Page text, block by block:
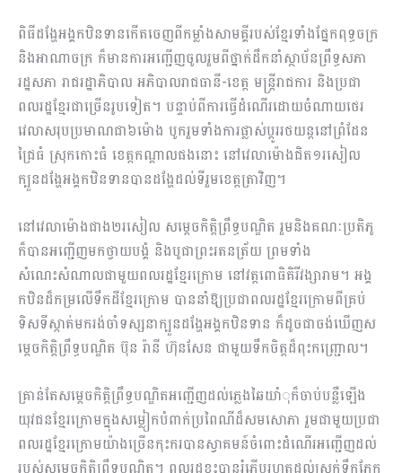
ពិធីដង្ហែអង្គកឋិនទានកើតចេញពីកម្លាំងសាមគ្គីរបស់ខ្មែរទាំងផ្នែកពុទ្ធចក្រ
និងអាណាចក្រ ក៏មាន​ការ​អញ្ជើញចូលរួមពីថ្នាក់ដឹកនាំស្ថាប័នព្រឹទ្ធសភា
រដ្ឋសភា រាជរដ្ឋាភិបាល អភិបាលរាជធានី-ខេត្ត មន្ត្រីរាជការ និងប្រជា
ពលរដ្ឋខ្មែរជាច្រើនរូបទៀត។ បន្ទាប់ពីការធ្វើដំណើរដោយចំណាយថេរ
វេលា​ស​រុបប្រមាណជា៦ម៉ោង បូករួមទាំងការផ្លាស់ប្តូររថយន្តនៅព្រំដែន
ជ្រៃធំ ស្រុកកោះធំ ខេត្តកណ្តាល​ផងនោះ នៅវេលាម៉ោងជិត១រសៀល
ក្បួនដង្ហែអង្គកឋិនទានបានដង្ហែដល់ទីរួមខេត្តត្រាវិញ។
នៅវេលាម៉ោងជាង២រសៀល សម្តេចកិត្តិព្រឹទ្ធបណ្ឌិត រួមនិងគណៈប្រតិភូ
ក៏បានអញ្ជើញមក​ថ្វាយ​បង្គំ និងបូជាព្រះរតនត្រ័យ ព្រមទាំង
សំណេះសំណាលជាមួយពលរដ្ឋខ្មែរក្រោម នៅវត្តពោធិគិរីវង្សា​រាម។ អង្គ
កឋិនដ៏កម្រលើទឹកដីខ្មែរក្រោម បាននាំឱ្យប្រជាពលរដ្ឋខ្មែរក្រោមពីគ្រប់
ទិសទីស្កាត់មក​រង់​ចាំទស្សនាក្បួនដង្ហែអង្គកឋិនទាន ក៏ដូចជាចង់ឃើញស
ម្តេចកិត្តិព្រឹទ្ធបណ្ឌិត ប៊ុន រ៉ានី ហ៊ុនសែន ជាមួយទឹកចិត្តដ៏ពុះកញ្ជ្រោល។
គ្រាន់តែសម្តេចកិត្តិព្រឹទ្ធបណ្ឌិតអញ្ជើញដល់ភ្លេងឆៃយាំុក៏ចាប់បន្លឺឡើង
យុវជនខ្មែរក្រោមក្នុង​សម្លៀក​​​បំពាក់​ប្រពៃណីដ៏សមសោភា រួមជាមួយប្រជា
ពលរដ្ឋខ្មែរក្រោម​យ៉ាងច្រើនកុះករបាន​ស្វាគមន៍​​ចំពោះដំណើរអញ្ជើញដល់